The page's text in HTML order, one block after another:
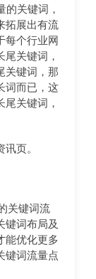
关键词，
拓展出有流
每个行业网
关键词，
关键词，那
词而已，这
关键词，
页。
关键词流
键词布局及
能优化更多
键词流量点